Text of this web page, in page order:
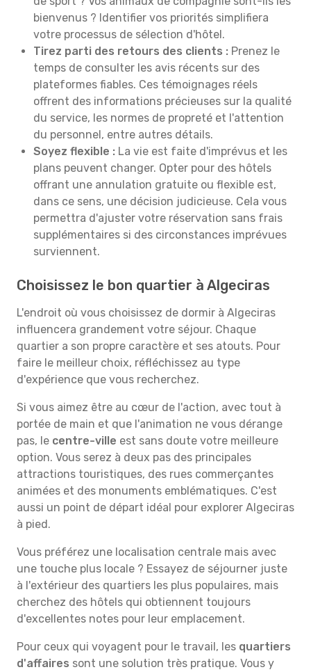
bienvenus ? Identifier vos priorités simplifiera
votre processus de sélection d'hôtel.
Tirez parti des retours des clients : Prenez le
temps de consulter les avis récents sur des
plateformes fiables. Ces témoignages réels
offrent des informations précieuses sur la qualité
du service, les normes de propreté et l'attention
du personnel, entre autres détails.
Soyez flexible : La vie est faite d'imprévus et les
plans peuvent changer. Opter pour des hôtels
offrant une annulation gratuite ou flexible est,
dans ce sens, une décision judicieuse. Cela vous
permettra d'ajuster votre réservation sans frais
supplémentaires si des circonstances imprévues
surviennent.
Choisissez le bon quartier à Algeciras
L'endroit où vous choisissez de dormir à Algeciras
influencera grandement votre séjour. Chaque
quartier a son propre caractère et ses atouts. Pour
faire le meilleur choix, réfléchissez au type
d'expérience que vous recherchez.
Si vous aimez être au cœur de l'action, avec tout à
portée de main et que l'animation ne vous dérange
pas, le centre-ville est sans doute votre meilleure
option. Vous serez à deux pas des principales
attractions touristiques, des rues commerçantes
animées et des monuments emblématiques. C'est
aussi un point de départ idéal pour explorer Algeciras
à pied.
Vous préférez une localisation centrale mais avec
une touche plus locale ? Essayez de séjourner juste
à l'extérieur des quartiers les plus populaires, mais
cherchez des hôtels qui obtiennent toujours
d'excellentes notes pour leur emplacement.
Pour ceux qui voyagent pour le travail, les quartiers
d'affaires sont une solution très pratique. Vous y